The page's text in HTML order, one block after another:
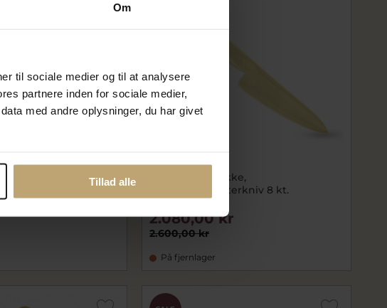
Om
til sociale medier og til at analysere
partnere inden for sociale medier,
med andre oplysninger, du har givet
Tillad alle
925 s.
Vedhæng/smykke,
kokkekniv/slagterkniv 8 kt.
2.600,00 kr
2.080,00 kr
På fjernlager